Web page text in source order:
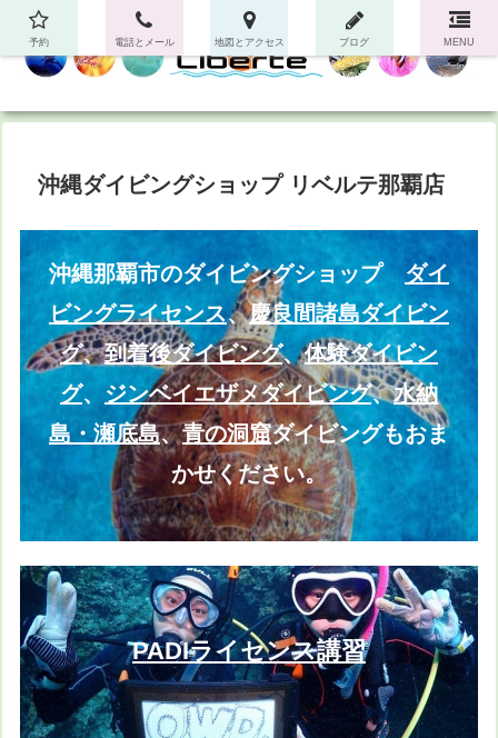
沖縄ダイビングショップ リベルテ那覇店
沖縄那覇市のダイビングショップ ダイ
ビングライセンス、慶良間諸島ダイビン
グ、到着後ダイビング、体験ダイビン
グ、 ジンベイエザメダイビング、水納
島・瀬底島、青の洞窟ダイビングもおま
かせください。
PADIライセンス講習
予約 電話とメール 地図とアクセス ブログ MENU